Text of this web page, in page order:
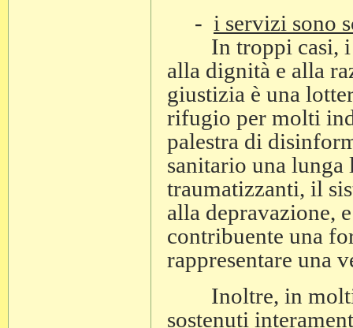
- i servizi sono
In troppi casi, i
alla dignità e alla
giustizia è una
rifugio per molti
palestra di
sanitario una lunga
traumatizzanti, il
alla depravazione,
contribuente una
rappresentare una
Inoltre, in molti
sostenuti